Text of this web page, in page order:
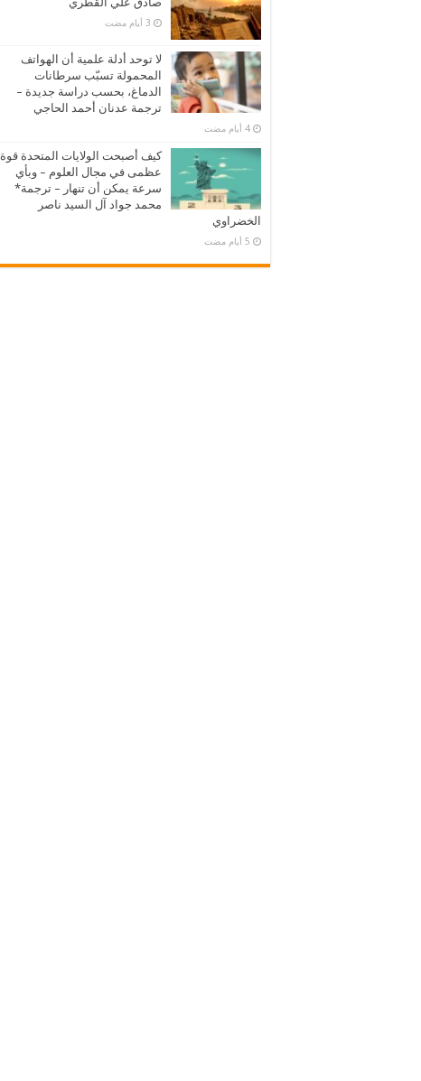
لا توحد أدلة علمية أن الهواتف
المحمولة تسبّب سرطانات
الدماغ، بحسب دراسة جديدة –
ترجمة عدنان أحمد الحاجي
كيف أصبحت الولايات المتحدة قوة
عظمى في مجال العلوم – وبأي
سرعة يمكن أن تنهار – ترجمة*
محمد جواد آل السيد ناصر
الخضراوي